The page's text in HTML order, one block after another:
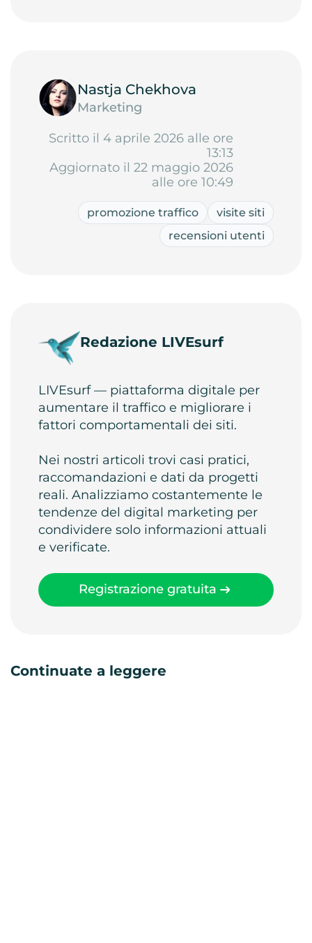
Nastja Chekhova
Marketing
Scritto il 4 aprile 2026 alle ore
13:13
Aggiornato il 22 maggio 2026
alle ore 10:49
promozione traffico
visite siti
recensioni utenti
Redazione LIVEsurf
LIVEsurf — piattaforma digitale per
aumentare il traffico e migliorare i
fattori comportamentali dei siti.
Nei nostri articoli trovi casi pratici,
raccomandazioni e dati da progetti
reali. Analizziamo costantemente le
tendenze del digital marketing per
condividere solo informazioni attuali
e verificate.
Registrazione gratuita
Continuate a leggere